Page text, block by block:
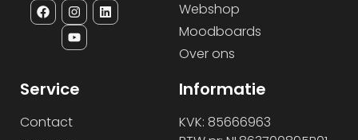
Webshop
Moodboards
Over ons
Service
Contact
Informatie
KVK: 85666963